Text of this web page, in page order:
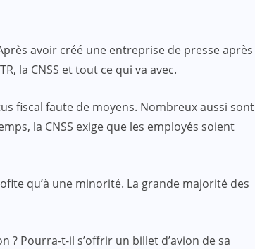
avoir créé une entreprise de presse après
la CNSS et tout ce qui va avec.
fiscal faute de moyens. Nombreux aussi sont
la CNSS exige que les employés soient
qu’à une minorité. La grande majorité des
Pourra-t-il s’offrir un billet d’avion de sa
JUIL 07, 2024